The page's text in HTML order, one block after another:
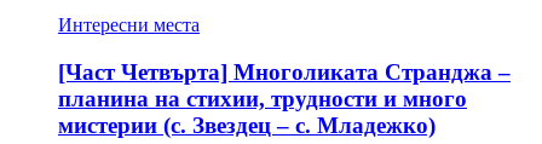
Интересни места
[Част Четвърта] Многоликата Странджа –
планина на стихии, трудности и много
мистерии (с. Звездец – с. Младежко)